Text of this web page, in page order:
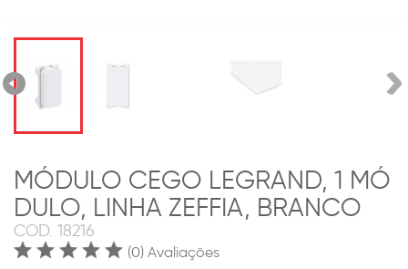
MÓDULO CEGO LEGRAND, 1 MÓ
DULO, LINHA ZEFFIA, BRANCO
COD. 18216
(0) Avaliações